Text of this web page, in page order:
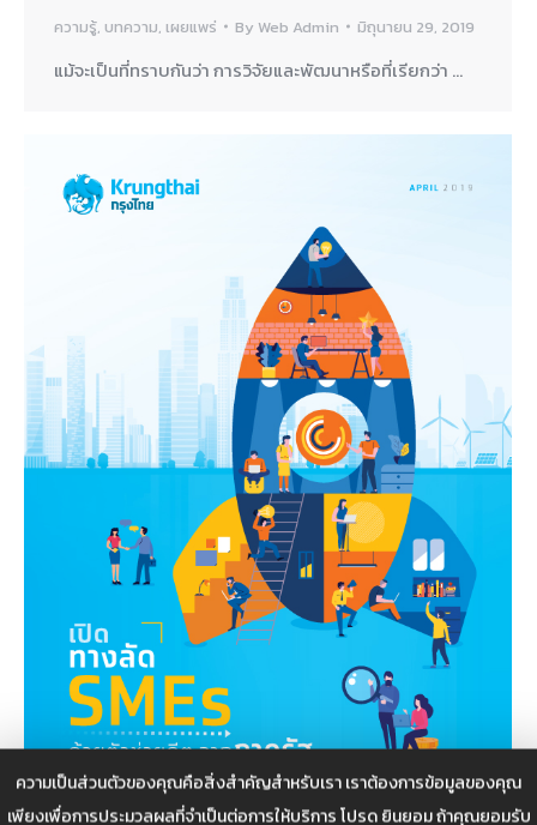
ความเป็นส่วนตัวของคุณคือสิ่งสำคัญสำหรับเรา เราต้องการข้อมูลของคุณ
เพียงเพื่อการประมวลผลที่จำเป็นต่อการให้บริการ โปรด ยินยอม ถ้าคุณยอมรับ
ความรู้, บทความ, เผยแพร่ By Web Admin มิถุนายน 29, 2019
แม้จะเป็นที่ทราบกันว่า การวิจัยและพัฒนาหรือที่เรียกว่า …